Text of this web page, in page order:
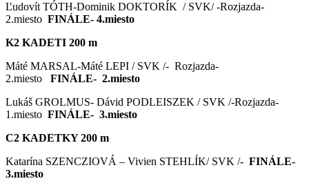
Ľudovít TÓTH-Dominik DOKTORÍK / SVK/ -Rozjazda-
2.miesto FINÁLE- 4.miesto
K2 KADETI 200 m
Máté MARSAL-Máté LEPI / SVK /- Rozjazda-
2.miesto
FINÁLE- 2.miesto
Lukáš GROLMUS- Dávid PODLEISZEK / SVK /-Rozjazda-
1.miesto FINÁLE- 3.miesto
C2 KADETKY 200 m
Katarína SZENCZIOVÁ – Vivien STEHLÍK/ SVK /- FINÁLE-
3.miesto